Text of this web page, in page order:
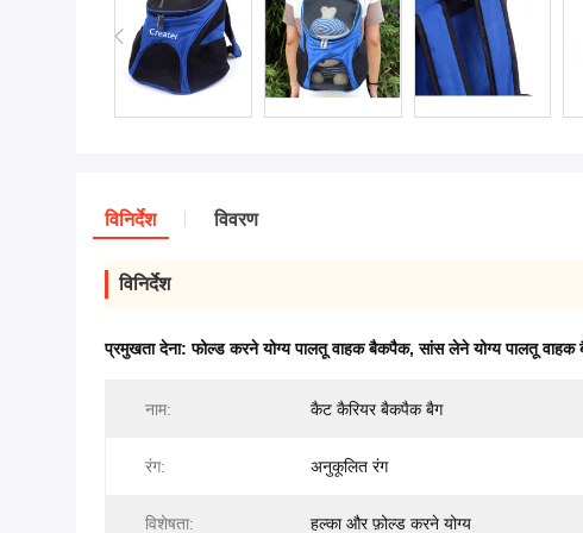
विनिर्देश विवरण
विनिर्देश
प्रमुखता देना:फोल्ड करने योग्य पालतू वाहक बैकपैक,सांस लेने योग्य पालतू
नाम: कैट कैरियर बैकपैक बैग
रंग: अनुकूलित रंग
विशेषता: हल्का और फ़ोल्ड करने योग्य